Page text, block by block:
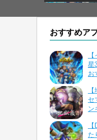
おすすめア
星
お
セ
ン
た